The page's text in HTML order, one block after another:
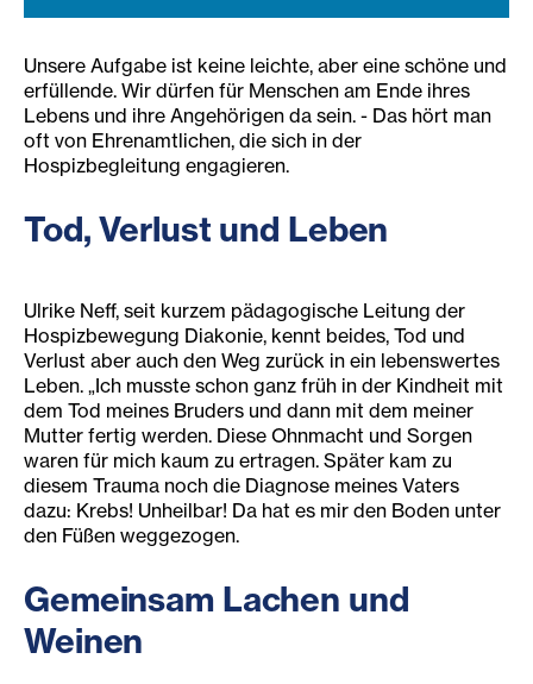
Unsere Aufgabe ist keine leichte, aber eine schöne und
erfüllende. Wir dürfen für Menschen am Ende ihres
Lebens und ihre Angehörigen da sein. - Das hört man
oft von Ehrenamtlichen, die sich in der
Hospizbegleitung engagieren.
Tod, Verlust und Leben
Ulrike Neff, seit kurzem pädagogische Leitung der
Hospizbewegung Diakonie, kennt beides, Tod und
Verlust aber auch den Weg zurück in ein lebenswertes
Leben. „Ich musste schon ganz früh in der Kindheit mit
dem Tod meines Bruders und dann mit dem meiner
Mutter fertig werden. Diese Ohnmacht und Sorgen
waren für mich kaum zu ertragen. Später kam zu
diesem Trauma noch die Diagnose meines Vaters
dazu: Krebs! Unheilbar! Da hat es mir den Boden unter
den Füßen weggezogen.
Gemeinsam Lachen und
Weinen